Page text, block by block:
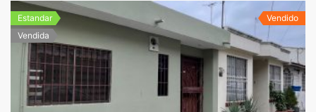
Estandar
Vendida
Vendido